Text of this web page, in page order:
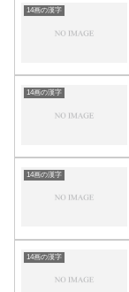
14画の漢字
14画の漢字
14画の漢字
14画の漢字